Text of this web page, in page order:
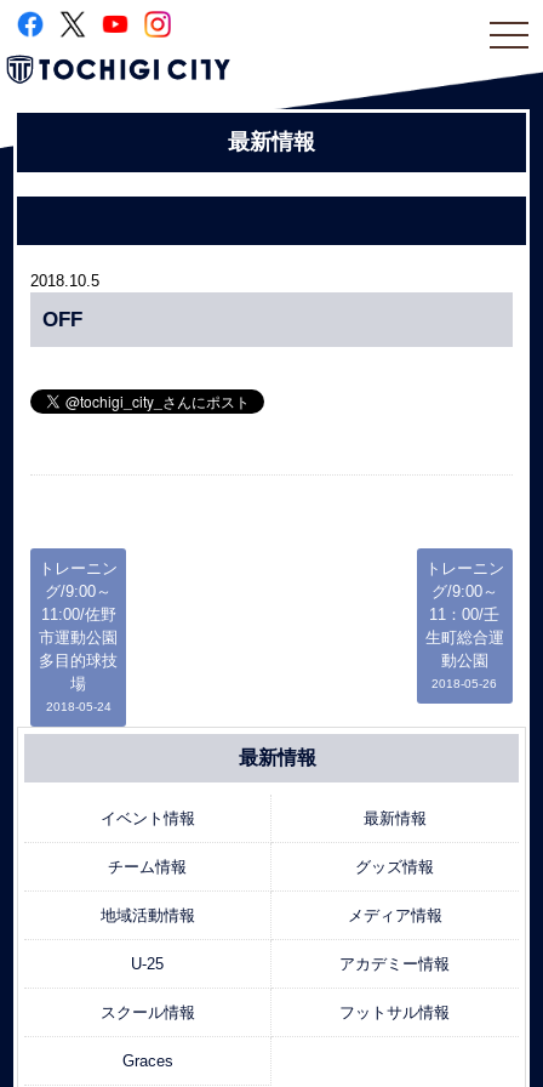
最新情報
2018.10.5
OFF
トレーニン
グ/9:00～
11:00/佐野
市運動公園
多目的球技
場
2018-05-24
トレーニン
グ/9:00～
11：00/壬
生町総合運
動公園
2018-05-26
最新情報
イベント情報 最新情報
チーム情報 グッズ情報
地域活動情報 メディア情報
U-25 アカデミー情報
スクール情報 フットサル情報
Graces